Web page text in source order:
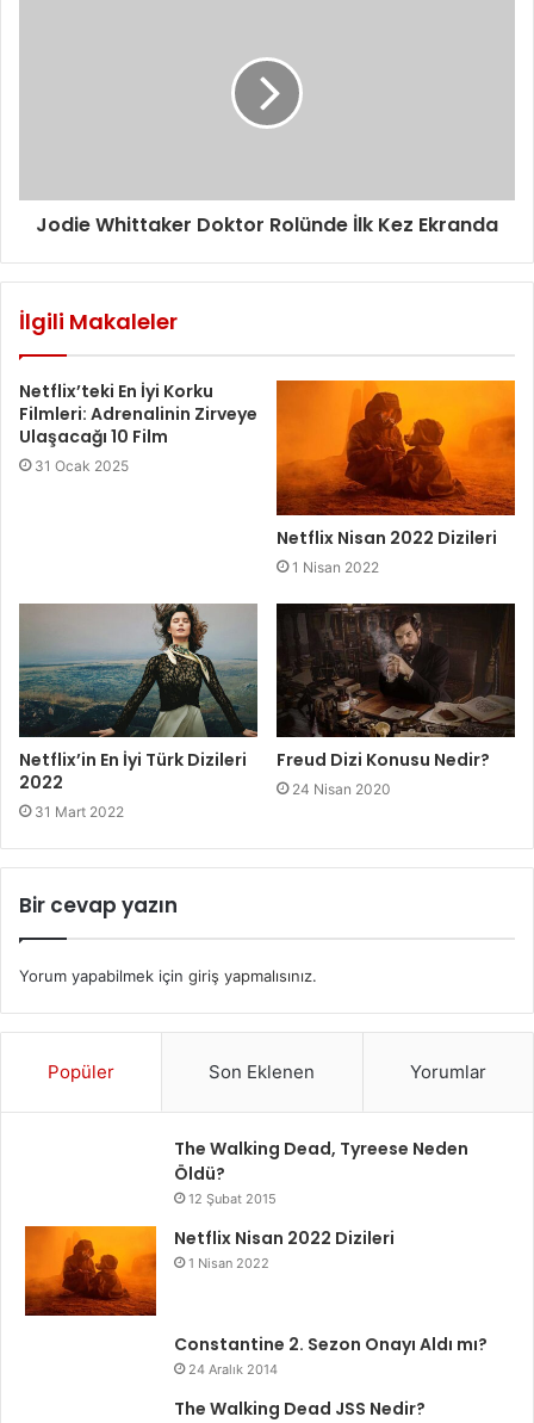
Jodie Whittaker Doktor Rolünde İlk Kez Ekranda
İlgili Makaleler
Netflix’teki En İyi Korku
Filmleri: Adrenalinin Zirveye
Ulaşacağı 10 Film
31 Ocak 2025
Netflix Nisan 2022 Dizileri
1 Nisan 2022
Netflix’in En İyi Türk Dizileri
2022
31 Mart 2022
Freud Dizi Konusu Nedir?
24 Nisan 2020
Bir cevap yazın
Yorum yapabilmek için giriş yapmalısınız.
Popüler Son Eklenen Yorumlar
The Walking Dead, Tyreese Neden
Öldü?
12 Şubat 2015
Netflix Nisan 2022 Dizileri
1 Nisan 2022
Constantine 2. Sezon Onayı Aldı mı?
24 Aralık 2014
The Walking Dead JSS Nedir?